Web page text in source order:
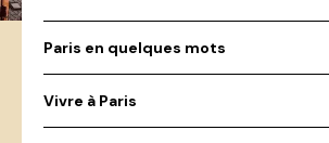
Paris en quelques mots
Vivre à Paris